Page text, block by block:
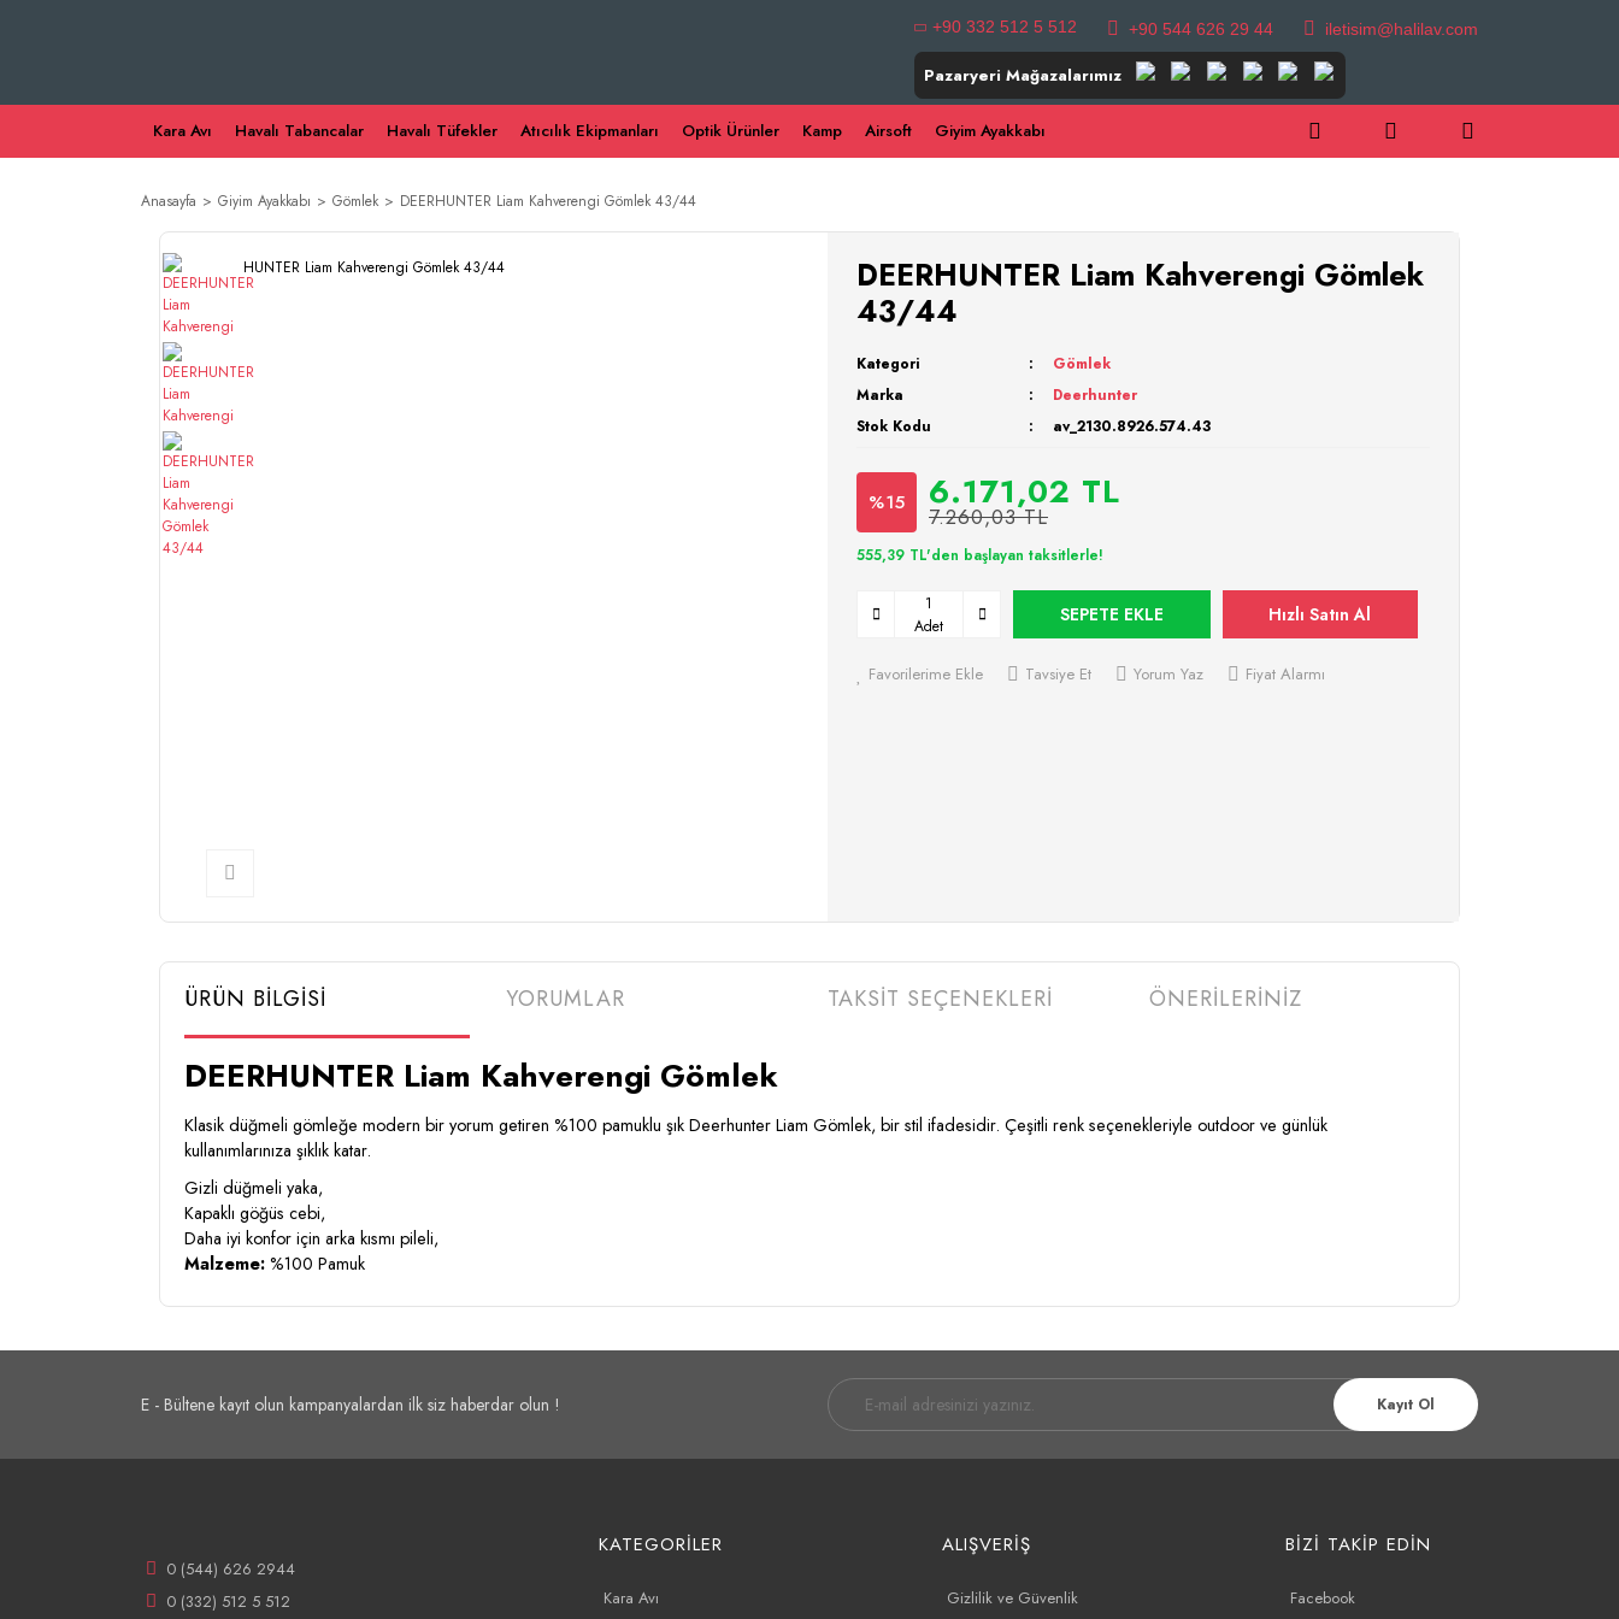
+90 332 512 5 512 +90 544 626 29 44 iletisim@halilav.com
Pazaryeri Mağazalarımız
Kara Avı Havalı Tabancalar Havalı Tüfekler Atıcılık Ekipmanları Optik Ürünler Kamp Airsoft Giyim Ayakkabı
Anasayfa Giyim Ayakkabı Gömlek DEERHUNTER Liam Kahverengi Gömlek 43/44
DEERHUNTER Liam Kahverengi Gömlek
43/44
Kategori
Gömlek
Marka
Deerhunter
Stok Kodu
av_2130.8926.574.43
%15 6.171,02 TL
7.260,03 TL
555,39 TL'den başlayan taksitlerle!
Adet
SEPETE EKLE Hızlı Satın Al
Favorilerime Ekle Tavsiye Et Yorum Yaz Fiyat Alarmı
ÜRÜN BİLGİSİ
DEERHUNTER Liam Kahverengi Gömlek
Klasik düğmeli gömleğe modern bir yorum getiren %100 pamuklu şık Deerhunter Liam Gömlek, bir stil ifadesidir. Çeşitli renk seçenekleriyle outdoor ve günlük
kullanımlarınıza şıklık katar.
Gizli düğmeli yaka,
Kapaklı göğüs cebi,
Daha iyi konfor için arka kısmı pileli,
Malzeme: %100 Pamuk
YORUMLAR TAKSİT SEÇENEKLERİ ÖNERİLERİNİZ
E - Bültene kayıt olun kampanyalardan ilk siz haberdar olun ! Kayıt Ol
0 (544) 626 2944
0 (332) 512 5 512
KATEGORİLER
Kara Avı
ALIŞVERİŞ
Gizlilik ve Güvenlik
BİZİ TAKİP EDİN
Facebook